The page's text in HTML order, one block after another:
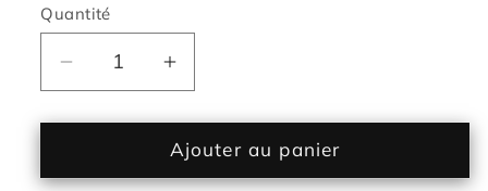
Quantité
Réduire
la
quantité
Suspension
Augmenter
la
quantité
de
Suspension
Ajouter au panier